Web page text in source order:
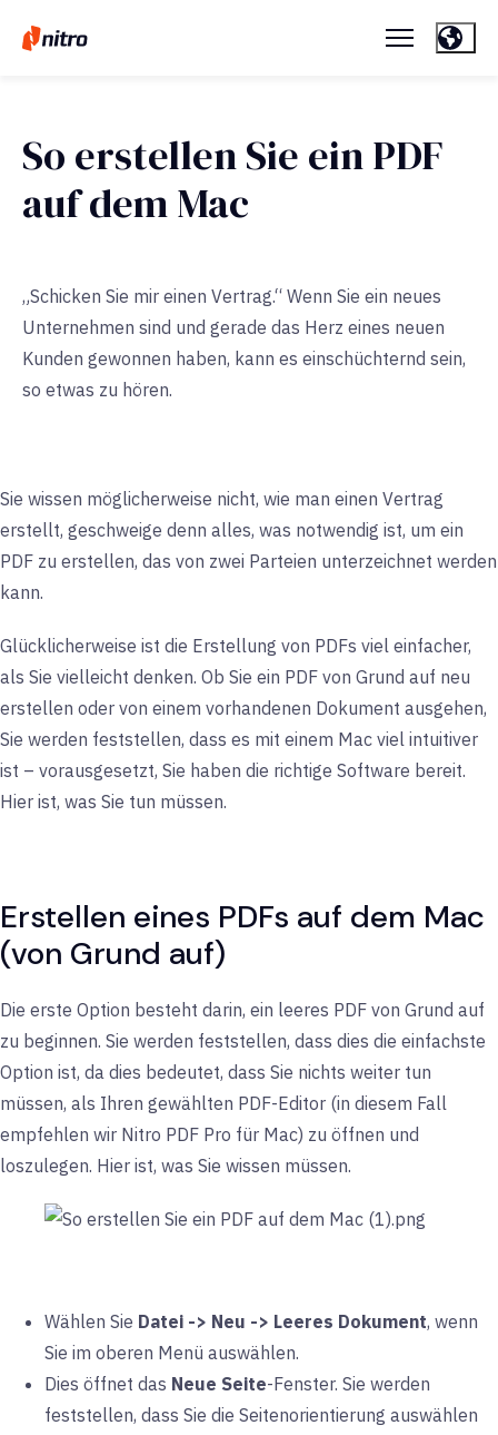
So erstellen Sie ein PDF
auf dem Mac
„Schicken Sie mir einen Vertrag.“ Wenn Sie ein neues
Unternehmen sind und gerade das Herz eines neuen
Kunden gewonnen haben, kann es einschüchternd sein,
so etwas zu hören.
Sie wissen möglicherweise nicht, wie man einen Vertrag
erstellt, geschweige denn alles, was notwendig ist, um ein
PDF zu erstellen, das von zwei Parteien unterzeichnet werden
kann.
Glücklicherweise ist die Erstellung von PDFs viel einfacher,
als Sie vielleicht denken. Ob Sie ein PDF von Grund auf neu
erstellen oder von einem vorhandenen Dokument ausgehen,
Sie werden feststellen, dass es mit einem Mac viel intuitiver
ist – vorausgesetzt, Sie haben die richtige Software bereit.
Hier ist, was Sie tun müssen.
Erstellen eines PDFs auf dem Mac
(von Grund auf)
Die erste Option besteht darin, ein leeres PDF von Grund auf
zu beginnen. Sie werden feststellen, dass dies die einfachste
Option ist, da dies bedeutet, dass Sie nichts weiter tun
müssen, als Ihren gewählten PDF-Editor (in diesem Fall
empfehlen wir Nitro PDF Pro für Mac) zu öffnen und
loszulegen. Hier ist, was Sie wissen müssen.
Wählen Sie Datei -> Neu -> Leeres Dokument, wenn
Sie im oberen Menü auswählen.
Dies öffnet das Neue Seite-Fenster. Sie werden
feststellen, dass Sie die Seitenorientierung auswählen